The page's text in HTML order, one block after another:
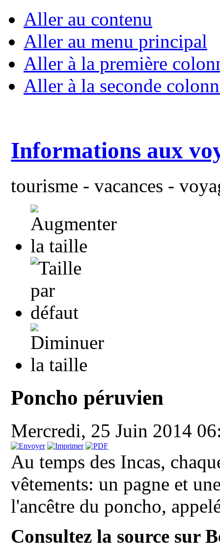
Aller au contenu
Aller au menu principal
Aller à la première
Aller à la seconde
Informations aux
tourisme - vacances -
Poncho péruvien
Mercredi, 25 Juin 2014
Au temps des Incas,
vêtements: un pagne et
l'ancêtre du poncho,
Consultez la source sur